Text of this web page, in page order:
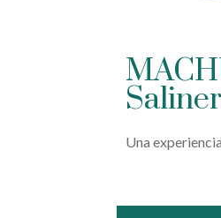
Una